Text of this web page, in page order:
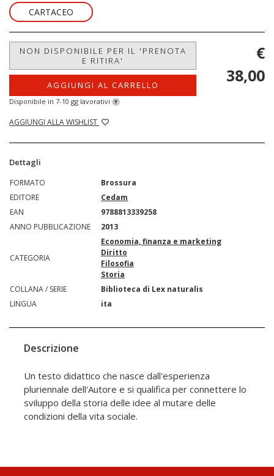
CARTACEO
NON DISPONIBILE PER IL 'PRENOTA
E RITIRA'
AGGIUNGI AL CARRELLO
Disponibile in 7-10 gg lavorativi ?
AGGIUNGI ALLA WISHLIST
€
38,00
Dettagli
FORMATO
Brossura
EDITORE
Cedam
EAN
9788813339258
ANNO PUBBLICAZIONE
2013
CATEGORIA
Economia, finanza e marketing
Diritto
Filosofia
Storia
COLLANA / SERIE
Biblioteca di Lex naturalis
LINGUA
ita
Descrizione
Un testo didattico che nasce dall'esperienza
pluriennale dell'Autore e si qualifica per connettere lo
sviluppo della storia delle idee al mutare delle
condizioni della vita sociale.